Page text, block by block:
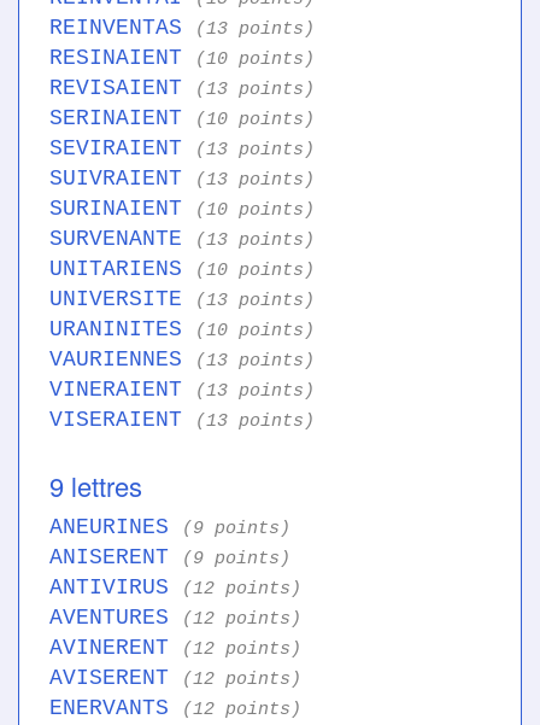
REINVENTAS (13 points)
RESINAIENT (10 points)
REVISAIENT (13 points)
SERINAIENT (10 points)
SEVIRAIENT (13 points)
SUIVRAIENT (13 points)
SURINAIENT (10 points)
SURVENANTE (13 points)
UNITARIENS (10 points)
UNIVERSITE (13 points)
URANINITES (10 points)
VAURIENNES (13 points)
VINERAIENT (13 points)
VISERAIENT (13 points)
9 lettres
ANEURINES (9 points)
ANISERENT (9 points)
ANTIVIRUS (12 points)
AVENTURES (12 points)
AVINERENT (12 points)
AVISERENT (12 points)
ENERVANTS (12 points)